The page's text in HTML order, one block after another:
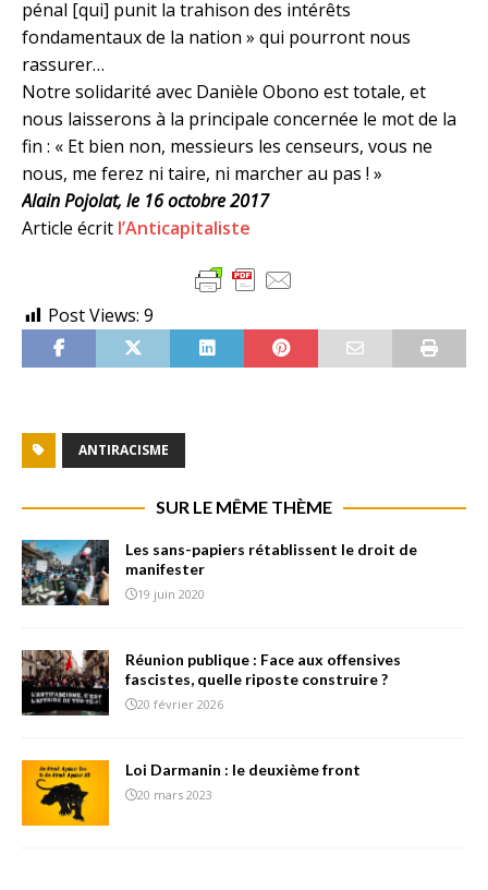
pénal [qui] punit la trahison des intérêts
fondamentaux de la nation » qui pourront nous
rassurer…
Notre solidarité avec Danièle Obono est totale, et
nous laisserons à la principale concernée le mot de la
fin : « Et bien non, messieurs les censeurs, vous ne
nous, me ferez ni taire, ni marcher au pas ! »
Alain Pojolat, le 16 octobre 2017
Article écrit l’Anticapitaliste
Post Views: 9
ANTIRACISME
SUR LE MÊME THÈME
Les sans-papiers rétablissent le droit de
manifester
19 juin 2020
Réunion publique : Face aux offensives
fascistes, quelle riposte construire ?
20 février 2026
Loi Darmanin : le deuxième front
20 mars 2023